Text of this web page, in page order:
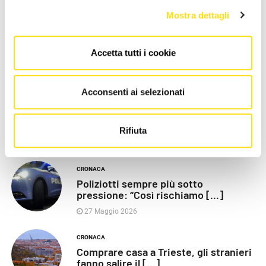
Mostra dettagli
Accetta tutti i cookie
Acconsenti ai selezionati
Rifiuta
LE PIÙ RECENTI
Razza (Lega): “Piazza Libertà va
chiusa”, Vaccarezza [...]
CRONACA
Poliziotti sempre più sotto
pressione: “Così rischiamo [...]
27 Maggio 2026
CRONACA
Comprare casa a Trieste, gli stranieri
fanno salire il [...]